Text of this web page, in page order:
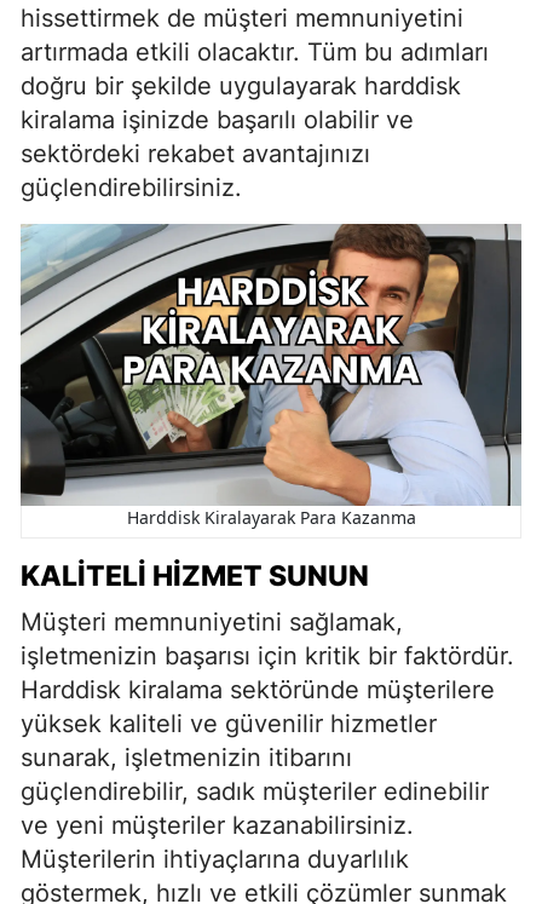
hissettirmek de müşteri memnuniyetini
artırmada etkili olacaktır. Tüm bu adımları
doğru bir şekilde uygulayarak harddisk
kiralama işinizde başarılı olabilir ve
sektördeki rekabet avantajınızı
güçlendirebilirsiniz.
Harddisk Kiralayarak Para Kazanma
KALITELI HIZMET SUNUN
Müşteri memnuniyetini sağlamak,
işletmenizin başarısı için kritik bir faktördür.
Harddisk kiralama sektöründe müşterilere
yüksek kaliteli ve güvenilir hizmetler
sunarak, işletmenizin itibarını
güçlendirebilir, sadık müşteriler edinebilir
ve yeni müşteriler kazanabilirsiniz.
Müşterilerin ihtiyaçlarına duyarlılık
göstermek, hızlı ve etkili çözümler sunmak